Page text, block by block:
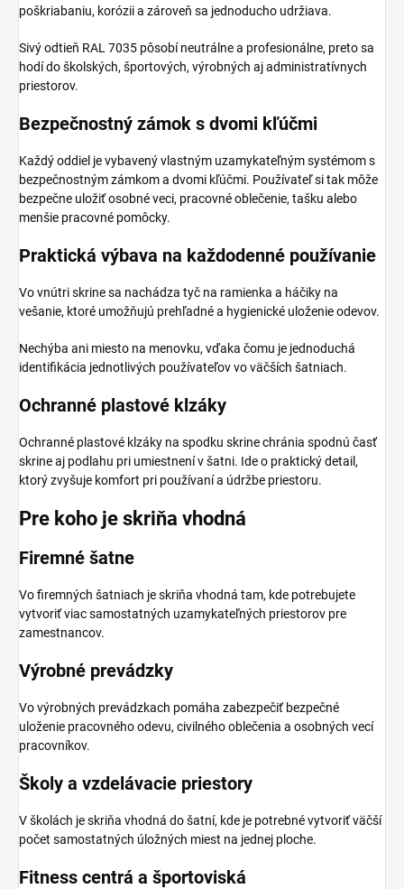
poškriabaniu, korózii a zároveň sa jednoducho udržiava.
Sivý odtieň RAL 7035 pôsobí neutrálne a profesionálne, preto sa
hodí do školských, športových, výrobných aj administratívnych
priestorov.
Bezpečnostný zámok s dvomi kľúčmi
Každý oddiel je vybavený vlastným uzamykateľným systémom s
bezpečnostným zámkom a dvomi kľúčmi. Používateľ si tak môže
bezpečne uložiť osobné veci, pracovné oblečenie, tašku alebo
menšie pracovné pomôcky.
Praktická výbava na každodenné používanie
Vo vnútri skrine sa nachádza tyč na ramienka a háčiky na
vešanie, ktoré umožňujú prehľadné a hygienické uloženie odevov.
Nechýba ani miesto na menovku, vďaka čomu je jednoduchá
identifikácia jednotlivých používateľov vo väčších šatniach.
Ochranné plastové klzáky
Ochranné plastové klzáky na spodku skrine chránia spodnú časť
skrine aj podlahu pri umiestnení v šatni. Ide o praktický detail,
ktorý zvyšuje komfort pri používaní a údržbe priestoru.
Pre koho je skriňa vhodná
Firemné šatne
Vo firemných šatniach je skriňa vhodná tam, kde potrebujete
vytvoriť viac samostatných uzamykateľných priestorov pre
zamestnancov.
Výrobné prevádzky
Vo výrobných prevádzkach pomáha zabezpečiť bezpečné
uloženie pracovného odevu, civilného oblečenia a osobných vecí
pracovníkov.
Školy a vzdelávacie priestory
V školách je skriňa vhodná do šatní, kde je potrebné vytvoriť väčší
počet samostatných úložných miest na jednej ploche.
Fitness centrá a športoviská